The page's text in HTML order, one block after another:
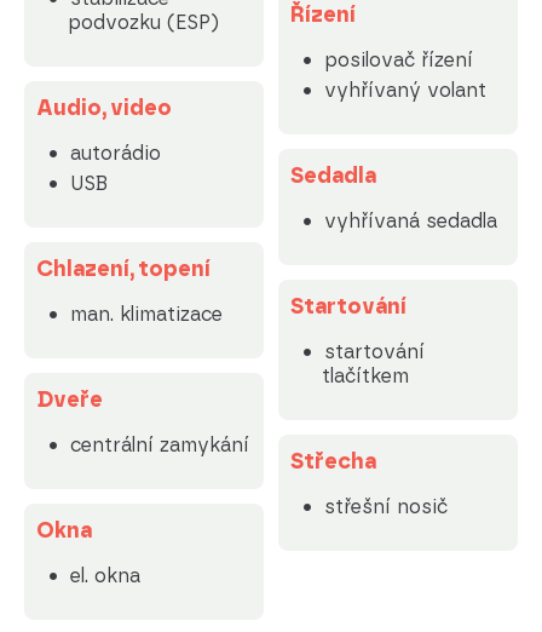
podvozku (ESP)
Audio, video
autorádio
USB
Chlazení, topení
man. klimatizace
Dveře
centrální zamykání
Okna
el. okna
Řízení
posilovač řízení
vyhřívaný volant
Sedadla
vyhřívaná sedadla
Startování
startování
tlačítkem
Střecha
střešní nosič